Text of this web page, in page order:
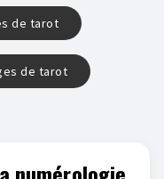
de tarot
de tarot